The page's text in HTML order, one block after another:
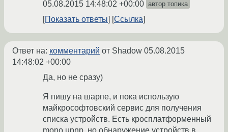
05.08.2015 14:48:02 +00:00 автор топика
Показать ответы Ссылка
Ответ на: комментарий от Shadow 05.08.2015
14:48:02 +00:00
Да, но не сразу)
Я пишу на шарпе, и пока использую
майкрософтовский сервис для получения
списка устройств. Есть кросплатформенный